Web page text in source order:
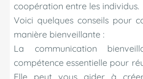
coopération entre les individus.
Voici quelques conseils pour
manière bienveillante :
La communication
compétence essentielle pour